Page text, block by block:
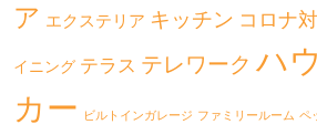
ア エクステリア キッチン コロナ
イニング テラス テレワーク ハ
カー
ビルトインガレージ ファミリールーム ペ